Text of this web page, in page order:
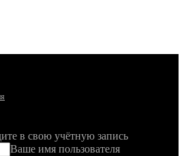
в свою учётную запись
Ваше имя пользователя